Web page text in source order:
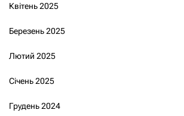
Квітень 2025
Березень 2025
Лютий 2025
Січень 2025
Грудень 2024